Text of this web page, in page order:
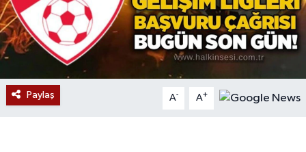
Paylaş A- A+
BİLİM VE TEKNOLOJİ
DUNYA
Düzce